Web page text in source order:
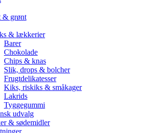
& grønt
& lækkerier
Barer
Chokolade
Chips & knas
Slik, drops & bolcher
Frugtdelikatesser
Kiks, riskiks & småkager
Lakrids
Tyggegummi
udvalg
& sødemidler